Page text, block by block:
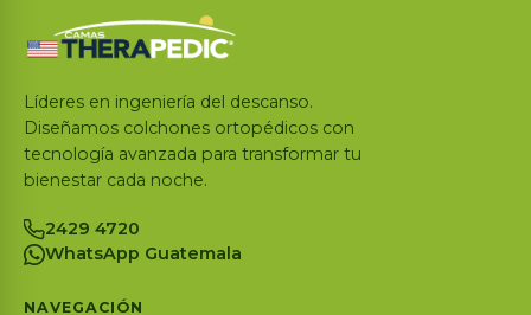
Líderes en ingeniería del descanso.
Diseñamos colchones ortopédicos con
tecnología avanzada para transformar tu
bienestar cada noche.
2429 4720
WhatsApp Guatemala
NAVEGACIÓN